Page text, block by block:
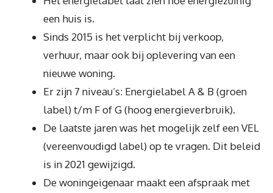
een huis is.
Sinds 2015 is het verplicht bij verkoop,
verhuur, maar ook bij oplevering van een
nieuwe woning.
Er zijn 7 niveau’s: Energielabel A & B (groen
label) t/m F of G (hoog energieverbruik).
De laatste jaren was het mogelijk zelf een VEL
(vereenvoudigd label) op te vragen. Dit beleid
is in 2021 gewijzigd.
De woningeigenaar maakt een afspraak met